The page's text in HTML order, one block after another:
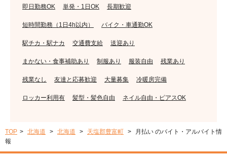
即日勤務OK 単発・1日OK 長期歓迎
短時間勤務（1日4h以内） バイク・車通勤OK
駅チカ・駅ナカ 交通費支給 送迎あり
まかない・食事補助あり 制服あり 服装自由 残業あり
残業なし 友達と応募歓迎 大量募集 冷暖房完備
ロッカー利用有 髪型・髪色自由 ネイル自由・ピアスOK
TOP 北海道 北海道 天塩郡豊富町
月払い のバイト・アルバイト情
報